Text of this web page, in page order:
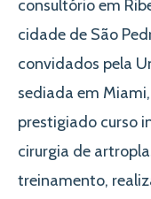
consultório em
cidade de São
convidados pela
sediada em
prestigiado curso
cirurgia de
treinamento,